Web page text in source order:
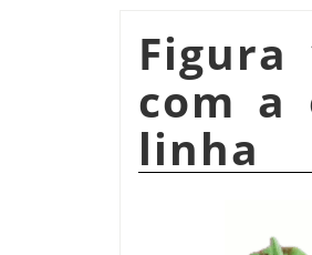
Figura
com a
linha